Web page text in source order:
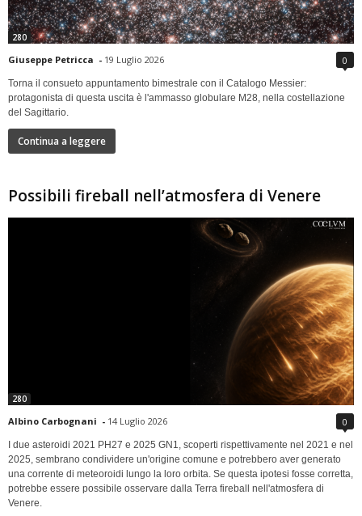
280
Giuseppe Petricca - 19 Luglio 2026 0
Torna il consueto appuntamento bimestrale con il Catalogo Messier:
protagonista di questa uscita è l'ammasso globulare M28, nella costellazione
del Sagittario.
Continua a leggere
Possibili fireball nell’atmosfera di Venere
280
Albino Carbognani - 14 Luglio 2026 0
I due asteroidi 2021 PH27 e 2025 GN1, scoperti rispettivamente nel 2021 e nel
2025, sembrano condividere un'origine comune e potrebbero aver generato
una corrente di meteoroidi lungo la loro orbita. Se questa ipotesi fosse corretta,
potrebbe essere possibile osservare dalla Terra fireball nell'atmosfera di
Venere.